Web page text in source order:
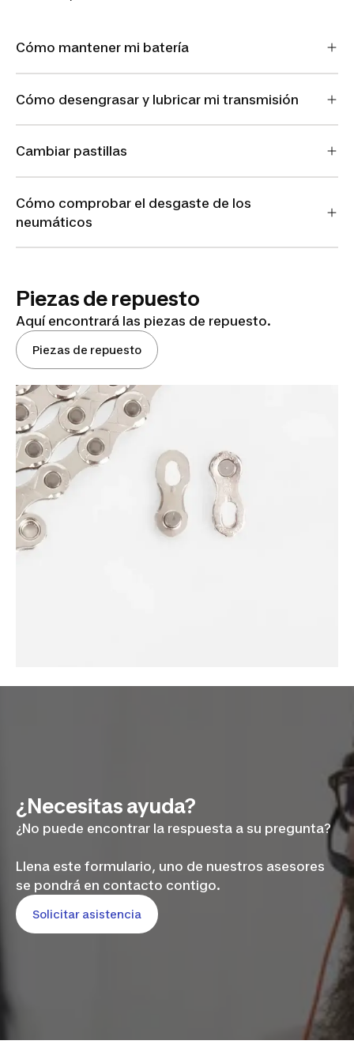
Cómo mantener mi batería
Cómo desengrasar y lubricar mi transmisión
Cambiar pastillas
Cómo comprobar el desgaste de los
neumáticos
Piezas de repuesto
Aquí encontrará las piezas de repuesto.
Piezas de repuesto
¿Necesitas ayuda?
¿No puede encontrar la respuesta a su pregunta?
Llena este formulario, uno de nuestros asesores
se pondrá en contacto contigo.
Solicitar asistencia